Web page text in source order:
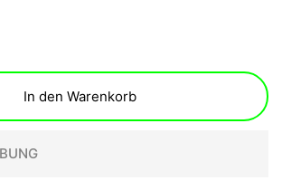
In den Warenkorb